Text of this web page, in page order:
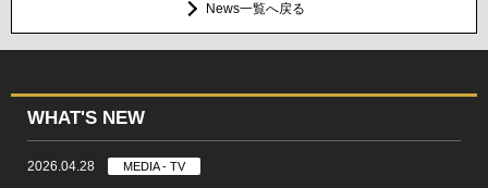
News一覧へ戻る
WHAT'S NEW
2026.04.28 MEDIA - TV